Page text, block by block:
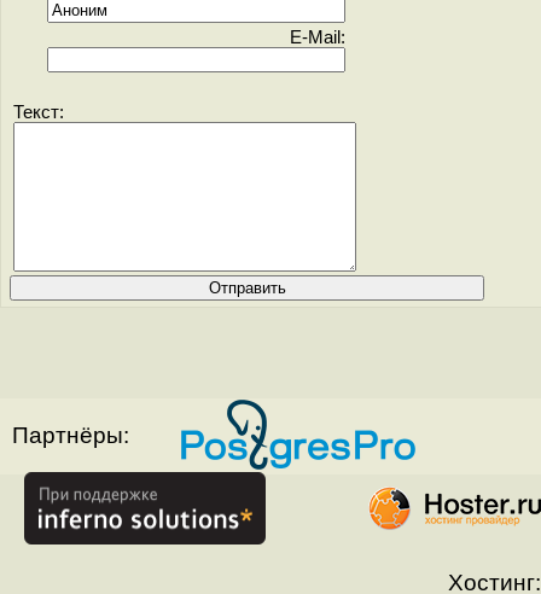
E-Mail:
Текст:
Партнёры:
Хостинг: